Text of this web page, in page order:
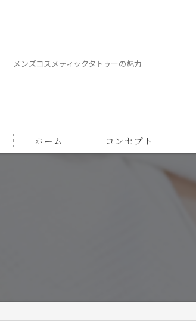
メンズコスメティックタトゥーの魅力
ホーム コンセプト